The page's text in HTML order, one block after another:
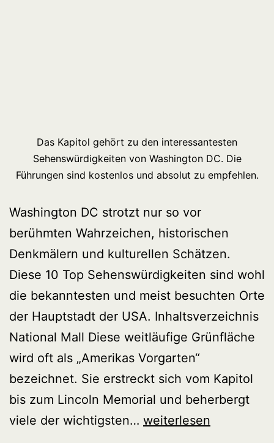
Das Kapitol gehört zu den interessantesten
Sehenswürdigkeiten von Washington DC. Die
Führungen sind kostenlos und absolut zu empfehlen.
Washington DC strotzt nur so vor
berühmten Wahrzeichen, historischen
Denkmälern und kulturellen Schätzen.
Diese 10 Top Sehenswürdigkeiten sind wohl
die bekanntesten und meist besuchten Orte
der Hauptstadt der USA. Inhaltsverzeichnis
National Mall Diese weitläufige Grünfläche
wird oft als „Amerikas Vorgarten“
bezeichnet. Sie erstreckt sich vom Kapitol
bis zum Lincoln Memorial und beherbergt
viele der wichtigsten… Top
weiterlesen